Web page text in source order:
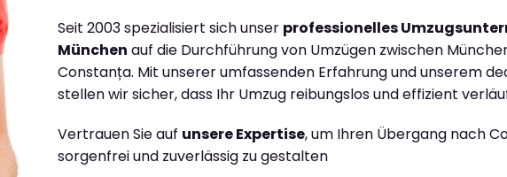
Seit 2003 spezialisiert sich unser professionelles
München auf die Durchführung von Umzügen zwischen
Constanța. Mit unserer umfassenden Erfahrung und unserem
stellen wir sicher, dass Ihr Umzug reibungslos und effizient
Vertrauen Sie auf unsere Expertise, um Ihren Übergang nach
sorgenfrei und zuverlässig zu gestalten